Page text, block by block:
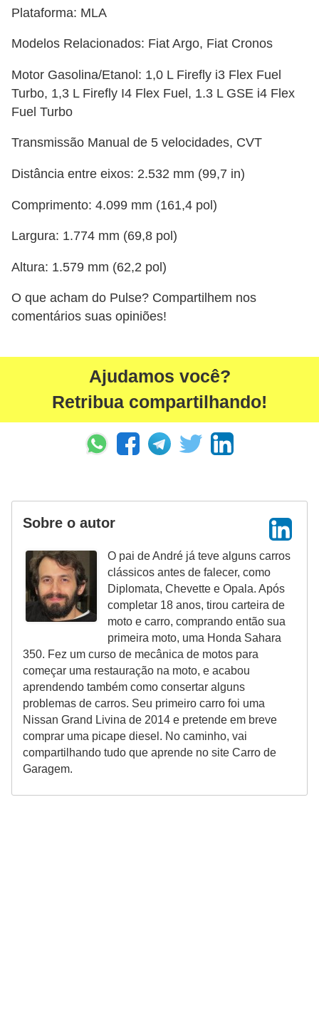
Plataforma: MLA
Modelos Relacionados: Fiat Argo, Fiat Cronos
Motor Gasolina/Etanol: 1,0 L Firefly i3 Flex Fuel
Turbo, 1,3 L Firefly I4 Flex Fuel, 1.3 L GSE i4 Flex
Fuel Turbo
Transmissão Manual de 5 velocidades, CVT
Distância entre eixos: 2.532 mm (99,7 in)
Comprimento: 4.099 mm (161,4 pol)
Largura: 1.774 mm (69,8 pol)
Altura: 1.579 mm (62,2 pol)
O que acham do Pulse? Compartilhem nos
comentários suas opiniões!
Ajudamos você?
Retribua compartilhando!
Sobre o autor
O pai de André já teve alguns carros
clássicos antes de falecer, como
Diplomata, Chevette e Opala. Após
completar 18 anos, tirou carteira de
moto e carro, comprando então sua
primeira moto, uma Honda Sahara
350. Fez um curso de mecânica de motos para
começar uma restauração na moto, e acabou
aprendendo também como consertar alguns
problemas de carros. Seu primeiro carro foi uma
Nissan Grand Livina de 2014 e pretende em breve
comprar uma picape diesel. No caminho, vai
compartilhando tudo que aprende no site Carro de
Garagem.